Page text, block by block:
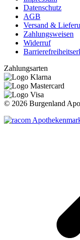
Datenschutz
AGB
Versand &
Zahlungsweisen
Widerruf
Zahlungsarten
© 2026 Burgenland